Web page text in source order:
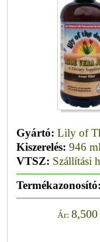
Gyártó: Lily of
Kiszerelés: 946 ml
VTSZ: Szállítási
Termékazonosító:
Ár: